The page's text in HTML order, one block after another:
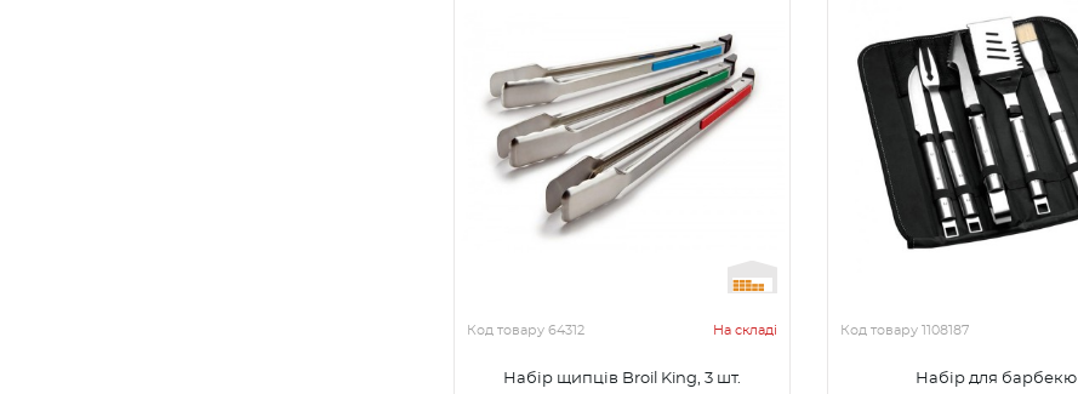
Код товару 64312 На складі
Набір щипців Broil King, 3 шт.
Код товару 1108187
Набір для барбекю